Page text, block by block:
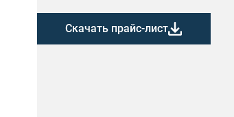
Скачать прайс-лист